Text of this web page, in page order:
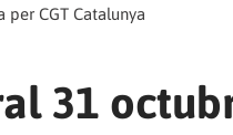
per CGT Catalunya
31